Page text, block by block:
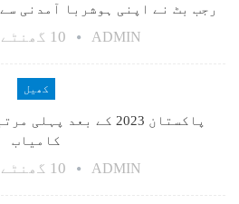
رجب بٹ نے اپنی ہوشربا آمدنی
ADMIN 10 گھنٹے ago
کھیل
پاکستان 2023 کے بعد
کامیاب
ADMIN 10 گھنٹے ago